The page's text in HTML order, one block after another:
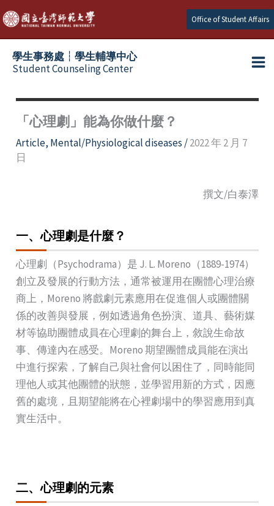
Skip
to
content
Office of Student Affairs
學生事務處┆學生輔導中心
Student Counseling Center
「心理劇」能為你做什麼？
Article, Mental/Physiological diseases /2022 年 2 月 7
日
撰文/白泰澤
一、心理劇是什麼？
心理劇（Psychodrama）是 J. L. Moreno（1889-1974）
創立及發展的行動方法，通常被運用在團體心理治療
商上，Moreno 將戲劇元素應用在促進個人或團體關
係的改善與發展，例如透過角色扮演、道具、藝術媒
材等協助團體成員在心理劇的舞台上，敘說生命故
事、傳達內在感受。Moreno 期望團體成員能在演出
中進行探索，了解自己與社會何以困住了，同時能同
理他人或其他團體的狀態，並學習用新的方式，因應
舊的處境，且期望能將在心裡劇場中的學習應用到真
實生活中。
二、心理劇的元素